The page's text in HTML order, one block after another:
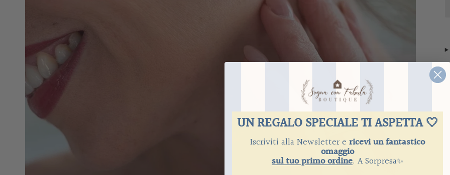
UN REGALO SPECIALE TI ASPETTA 🤍
Iscriviti alla Newsletter e ricevi un fantastico
omaggio
sul tuo primo ordine. A Sorpresa✨